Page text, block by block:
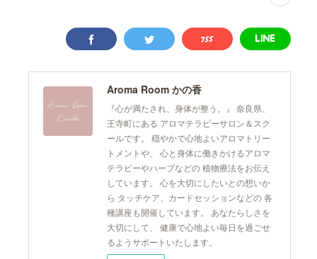
Aroma Room かの香
『心が満たされ、身体が整う。』 奈良県、
王寺町にある アロマテラピーサロン＆スク
ールです。 穏やかで心地よいアロマトリー
トメントや、 心と身体に働きかけるアロマ
テラピーやハーブなどの 植物療法をお伝え
しています。 心を大切にしたいとの想いか
ら タッチケア、カードセッションなどの 各
種講座も開催しています。 あなたらしさを
大切にして、 健康で心地よい毎日を過ごせ
るようサポートいたします。